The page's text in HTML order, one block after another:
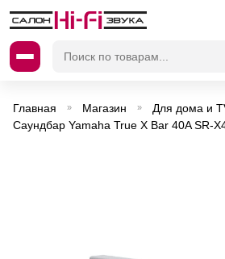
Главная » Магазин » Для дома и
Саундбар Yamaha True X Bar 40A SR-